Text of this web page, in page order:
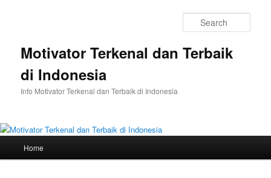
Motivator Terkenal dan Terbaik
di Indonesia
Info Motivator Terkenal dan Terbaik di Indonesia
Home